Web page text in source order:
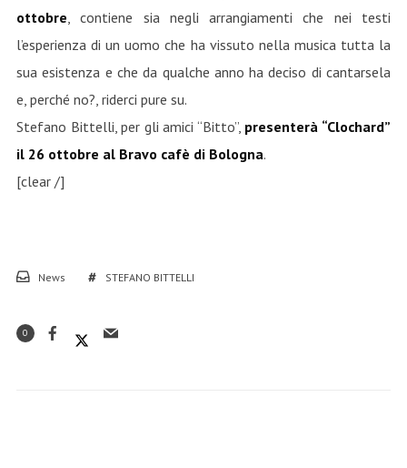
ottobre, contiene sia negli arrangiamenti che nei testi
l’esperienza di un uomo che ha vissuto nella musica tutta la
sua esistenza e che da qualche anno ha deciso di cantarsela
e, perché no?, riderci pure su.
Stefano Bittelli, per gli amici “Bitto”, presenterà “Clochard”
il 26 ottobre al Bravo cafè di Bologna.
[clear /]
News STEFANO BITTELLI
0